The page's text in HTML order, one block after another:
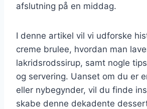
afslutning på en middag.
I denne artikel vil vi udforske
creme brulee, hvordan man
lakridsrodssirup, samt nogle
og servering. Uanset om du er
eller nybegynder, vil du finde
skabe denne dekadente